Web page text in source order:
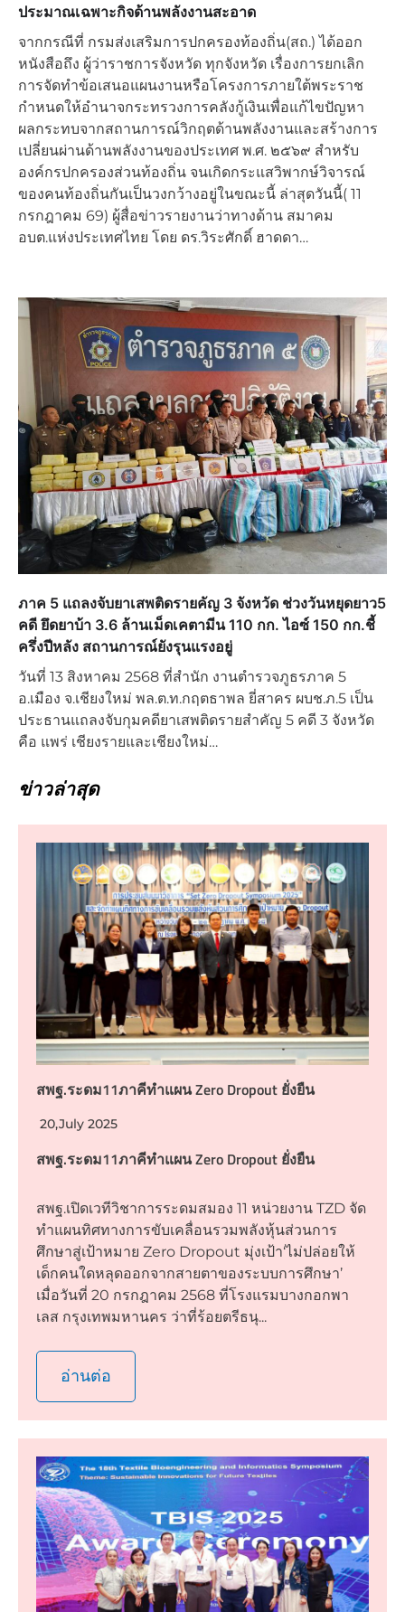
ประมาณเฉพาะกิจด้านพลังงานสะอาด
จากกรณีที่ กรมส่งเสริมการปกครองท้องถิ่น(สถ.) ได้ออก
หนังสือถึง ผู้ว่าราชการจังหวัด ทุกจังหวัด เรื่องการยกเลิก
การจัดทำข้อเสนอแผนงานหรือโครงการภายใต้พระราช
กำหนดให้อำนาจกระทรวงการคลังกู้เงินเพื่อแก้ไขปัญหา
ผลกระทบจากสถานการณ์วิกฤตด้านพลังงานและสร้างการ
เปลี่ยนผ่านด้านพลังงานของประเทศ พ.ศ. ๒๕๖๙ สำหรับ
องค์กรปกครองส่วนท้องถิ่น จนเกิดกระแสวิพากษ์วิจารณ์
ของคนท้องถิ่นกันเป็นวงกว้างอยู่ในขณะนี้ ล่าสุดวันนี้( 11
กรกฎาคม 69) ผู้สื่อข่าวรายงานว่าทางด้าน สมาคม
อบต.แห่งประเทศไทย โดย ดร.วิระศักดิ์ ฮาดดา…
ภาค 5 แถลงจับยาเสพติดรายคัญ 3 จังหวัด ช่วงวันหยุดยาว5
คดี ยึดยาบ้า 3.6 ล้านเม็ดเคตามีน 110 กก. ไอซ์ 150 กก.ชี้
ครึ่งปีหลัง สถานการณ์ยังรุนแรงอยู่
วันที่ 13 สิงหาคม 2568 ที่สำนัก งานตำรวจภูธรภาค 5
อ.เมือง จ.เชียงใหม่ พล.ต.ท.กฤตธาพล ยี่สาคร ผบช.ภ.5 เป็น
ประธานแถลงจับกุมคดียาเสพติดรายสำคัญ 5 คดี 3 จังหวัด
คือ แพร่ เชียงรายและเชียงใหม่…
ข่าวล่าสุด
สพฐ.ระดม11ภาคีทำแผน Zero Dropout ยั่งยืน
20,July 2025
สพฐ.ระดม11ภาคีทำแผน Zero Dropout ยั่งยืน
สพฐ.เปิดเวทีวิชาการระดมสมอง 11 หน่วยงาน TZD จัด
ทำแผนทิศทางการขับเคลื่อนรวมพลังหุ้นส่วนการ
ศึกษาสู่เป้าหมาย Zero Dropout มุ่งเป้า‘ไม่ปล่อยให้
เด็กคนใดหลุดออกจากสายตาของระบบการศึกษา’
เมื่อวันที่ 20 กรกฎาคม 2568 ที่โรงแรมบางกอกพา
เลส กรุงเทพมหานคร ว่าที่ร้อยตรีธนุ...
อ่านต่อ